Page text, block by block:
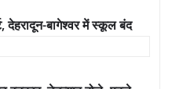
देहरादून-बागेश्वर में स्कूल बंद